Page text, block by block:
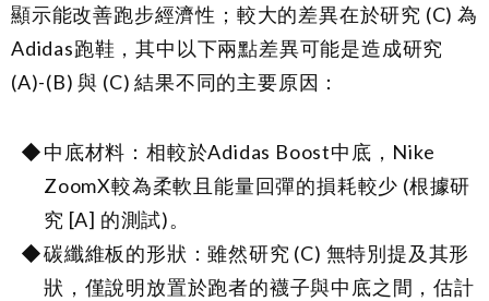
顯示能改善跑步經濟性；較大的差異在於研究 (C) 為
Adidas跑鞋，其中以下兩點差異可能是造成研究
(A)-(B) 與 (C) 結果不同的主要原因：
中底材料：相較於Adidas Boost中底，Nike
ZoomX較為柔軟且能量回彈的損耗較少 (根據研
究 [A] 的測試)。
碳纖維板的形狀：雖然研究 (C) 無特別提及其形
狀，僅說明放置於跑者的襪子與中底之間，估計